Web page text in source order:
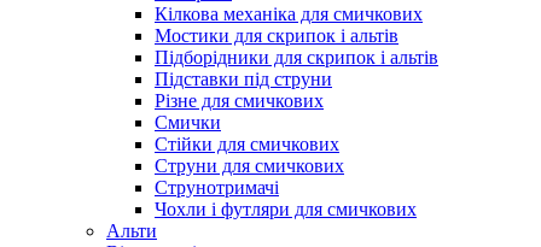
Кілкова механіка для смичкових
Мостики для скрипок і альтів
Підборiдники для скрипок і альтів
Підставки під струни
Різне для смичкових
Смички
Стійки для смичкових
Струни для смичкових
Струнотримачі
Чохли і футляри для смичкових
Альти